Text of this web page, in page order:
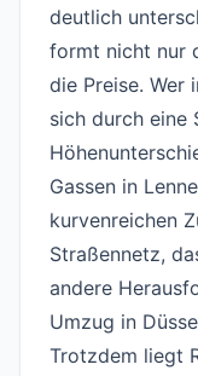
deutlich
formt nicht nur
die Preise. Wer
sich durch eine
Gassen in
kurvenreichen
Straßennetz,
andere
Umzug in
Trotzdem liegt